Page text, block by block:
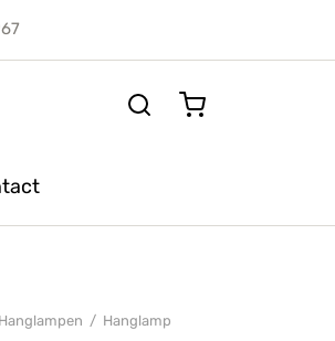
Hanglampen / Hanglamp